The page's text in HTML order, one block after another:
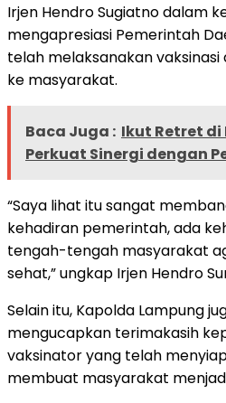
Irjen Hendro Sugiatno dalam
mengapresiasi Pemerintah
telah melaksanakan
ke masyarakat.
Baca Juga : Ikut Retret di
Perkuat Sinergi dengan
“Saya lihat itu sangat
kehadiran pemerintah, ada
tengah-tengah masyarakat
sehat,” ungkap Irjen Hendro
Selain itu, Kapolda Lampung
mengucapkan terimakasih
vaksinator yang telah
membuat masyarakat